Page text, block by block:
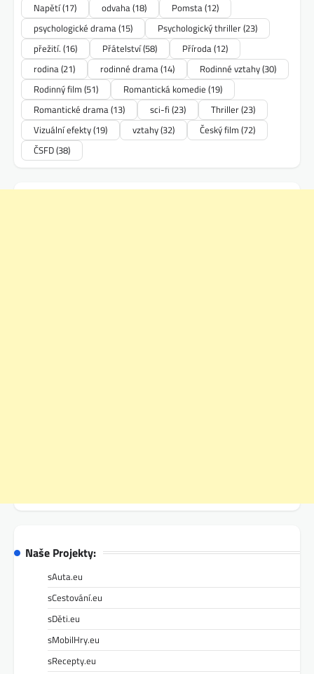
Napětí(17) odvaha(18) Pomsta(12)
psychologické drama(15) Psychologický thriller(23)
přežití. (16) Přátelství(58) Příroda(12)
rodina(21) rodinné drama(14) Rodinné vztahy(30)
Rodinný film (51) Romantická komedie (19)
Romantické drama(13) sci-fi (23) Thriller(23)
Vizuální efekty(19) vztahy(32) Český film (72)
ČSFD(38)
Naše Projekty:
sAuta.eu
sCestování.eu
sDěti.eu
sMobilHry.eu
sRecepty.eu